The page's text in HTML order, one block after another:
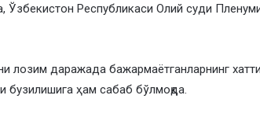
Ўзбекистон Республикаси Олий суди Пленуми
лозим даражада бажармаётганларнинг
бузилишига ҳам сабаб бўлмоқда.